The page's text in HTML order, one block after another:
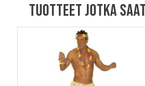
Tuotteet jotka